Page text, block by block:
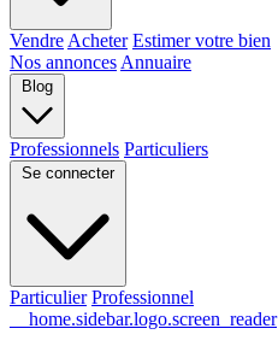
Vendre Acheter Estimer votre bien
Nos annonces Annuaire
Blog
Professionnels Particuliers
Se connecter
Particulier Professionnel
__home.sidebar.logo.screen_reader